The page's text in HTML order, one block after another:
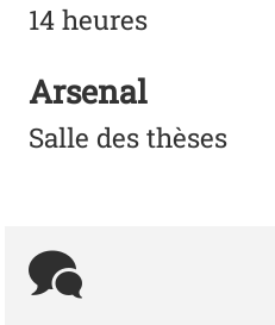
14 heures
Arsenal
Salle des thèses